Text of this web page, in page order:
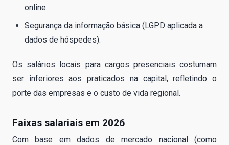
online.
Segurança da informação básica (LGPD aplicada a
dados de hóspedes).
Os salários locais para cargos presenciais costumam
ser inferiores aos praticados na capital, refletindo o
porte das empresas e o custo de vida regional.
Faixas salariais em 2026
Com base em dados de mercado nacional (como